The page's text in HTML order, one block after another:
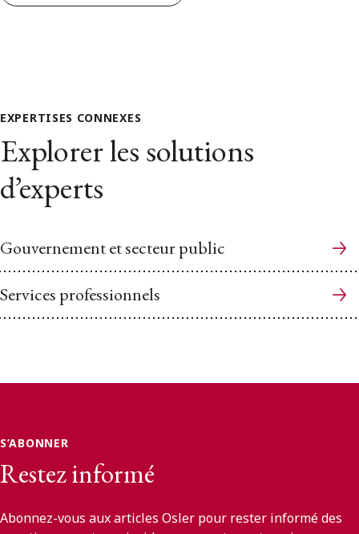
EXPERTISES CONNEXES
Explorer les solutions
d’experts
Gouvernement et secteur public
Services professionnels
S’ABONNER
Restez informé
Abonnez-vous aux articles Osler pour rester informé des